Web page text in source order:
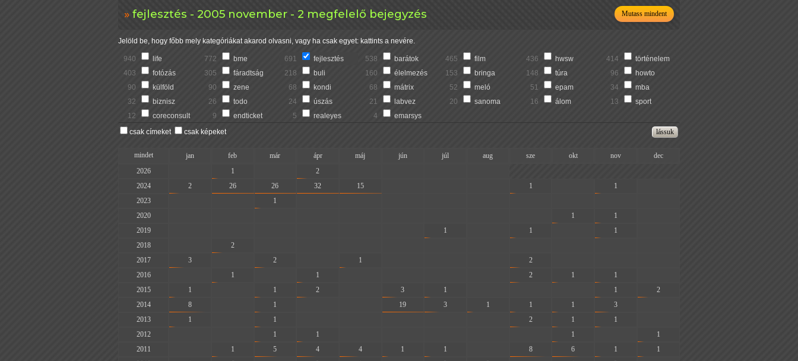
fejlesztés - 2005 november - 2 megfelelő bejegyzés Mutass mindent
Jelöld be, hogy főbb mely kategóriákat akarod olvasni, vagy ha csak egyet: kattints a nevére.
940 life 772 bme 691 fejlesztés 538 barátok 465 film 436 hwsw 414
történelem
403
fotózás 305 fáradtság 218 buli 160 élelmezés 153 bringa 148 túra 96
howto
90
külföld 90 zene 68 kondi 68 mátrix 52 meló 51 epam 34
mba
32
biznisz 26 todo 24 úszás 21 labvez 20 sanoma 16 álom 13
sport
12
coreconsult 9 endticket 5 realeyes 4
emarsys
csak címeket
csak képeket
mindet jan feb már ápr máj jún júl aug sze okt nov
dec
2026
1 2
2024
2 26 26 32 15 1 1
2023
1
2020
1 1
2019
1 1 1
2018
2
2017
3 2 1 2
2016
1 1 2 1 1
2015
1 1 2 3 1 1
2
2014
8 1 19 3 1 1 1 3
2013
1 1 2 1 1
2012
1 1 1
1
2011
1 5 4 4 1 1 8 6 1
1